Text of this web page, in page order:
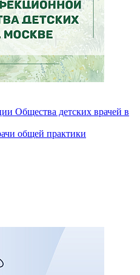
Общества детских врачей в
общей практики